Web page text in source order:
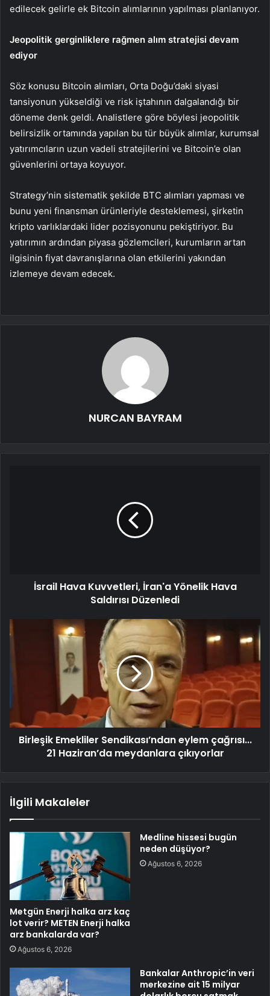
edilecek gelirle ek Bitcoin alımlarının yapılması planlanıyor.
Jeopolitik gerginliklere rağmen alım stratejisi devam
ediyor
Söz konusu Bitcoin alımları, Orta Doğu’daki siyasi
tansiyonun yükseldiği ve risk iştahının dalgalandığı bir
döneme denk geldi. Analistlere göre böylesi jeopolitik
belirsizlik ortamında yapılan bu tür büyük alımlar, kurumsal
yatırımcıların uzun vadeli stratejilerini ve Bitcoin’e olan
güvenlerini ortaya koyuyor.
Strategy’nin sistematik şekilde BTC alımları yapması ve
bunu yeni finansman ürünleriyle desteklemesi, şirketin
kripto varlıklardaki lider pozisyonunu pekiştiriyor. Bu
yatırımın ardından piyasa gözlemcileri, kurumların artan
ilgisinin fiyat davranışlarına olan etkilerini yakından
izlemeye devam edecek.
NURCAN BAYRAM
İsrail Hava Kuvvetleri, İran'a Yönelik Hava
Saldırısı Düzenledi
Birleşik Emekliler Sendikası’ndan eylem çağrısı...
21 Haziran’da meydanlara çıkıyorlar
İlgili Makaleler
Metgün Enerji halka arz kaç
lot verir? METEN Enerji halka
arz bankalarda var?
Ağustos 6, 2026
Medline hissesi bugün
neden düşüyor?
Ağustos 6, 2026
Bankalar Anthropic’in veri
merkezine ait 15 milyar